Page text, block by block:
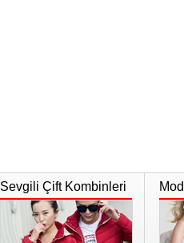
Sevgili Çift Kombinleri